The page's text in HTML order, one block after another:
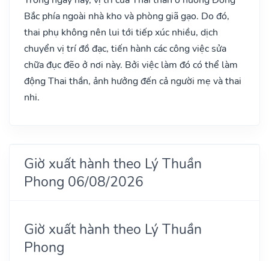
Bắc phía ngoài nhà kho và phòng giã gạo. Do đó,
thai phụ không nên lui tới tiếp xúc nhiều, dịch
chuyển vị trí đồ đạc, tiến hành các công việc sửa
chữa đục đẽo ở nơi này. Bởi việc làm đó có thể làm
động Thai thần, ảnh hưởng đến cả người mẹ và thai
nhi.
Giờ xuất hành theo Lý Thuần
Phong 06/08/2026
Giờ xuất hành theo Lý Thuần
Phong